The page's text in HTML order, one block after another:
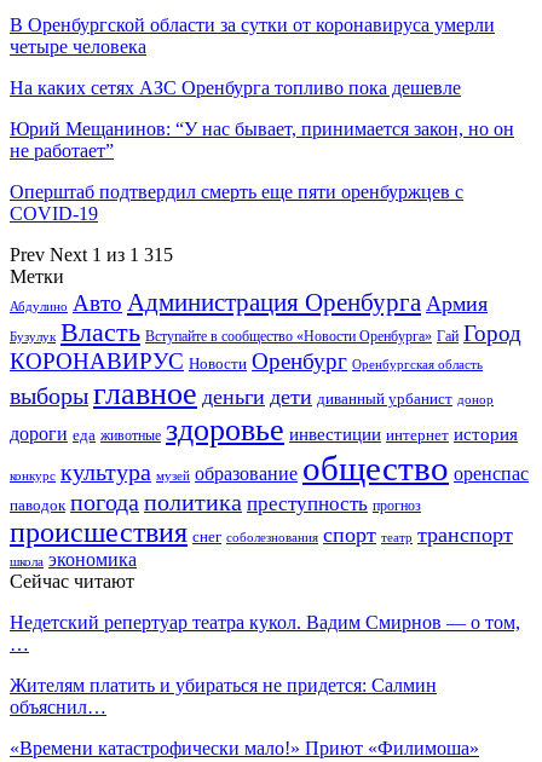
В Оренбургской области за сутки от коронавируса умерли
четыре человека
На каких сетях АЗС Оренбурга топливо пока дешевле
Юрий Мещанинов: “У нас бывает, принимается закон, но он
не работает”
Оперштаб подтвердил смерть еще пяти оренбуржцев с
COVID-19
Prev Next 1 из 1 315
Метки
Абдулино Авто Администрация Оренбурга Армия
Бузулук Власть Вступайте в сообщество «Новости Оренбурга» Гай Город
КОРОНАВИРУС Новости Оренбург Оренбургская область
выборыглавное деньги дети диванный урбанист донор
дороги еда животные здоровье инвестиции интернет история
конкурс культура музей образование общество оренспас
паводок погода политика преступность прогноз
происшествия снег соболезнования спорт театр транспорт
школа экономика
Сейчас читают
Недетский репертуар театра кукол. Вадим Смирнов — о том,
…
Жителям платить и убираться не придется: Салмин
объяснил…
«Времени катастрофически мало!» Приют «Филимоша»